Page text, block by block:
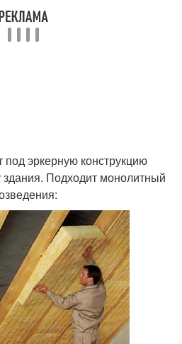
эркерную конструкцию
Подходит монолитный